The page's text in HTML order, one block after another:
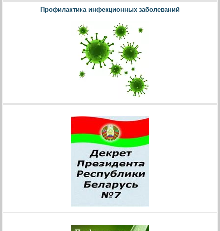
Профилактика инфекционных заболеваний